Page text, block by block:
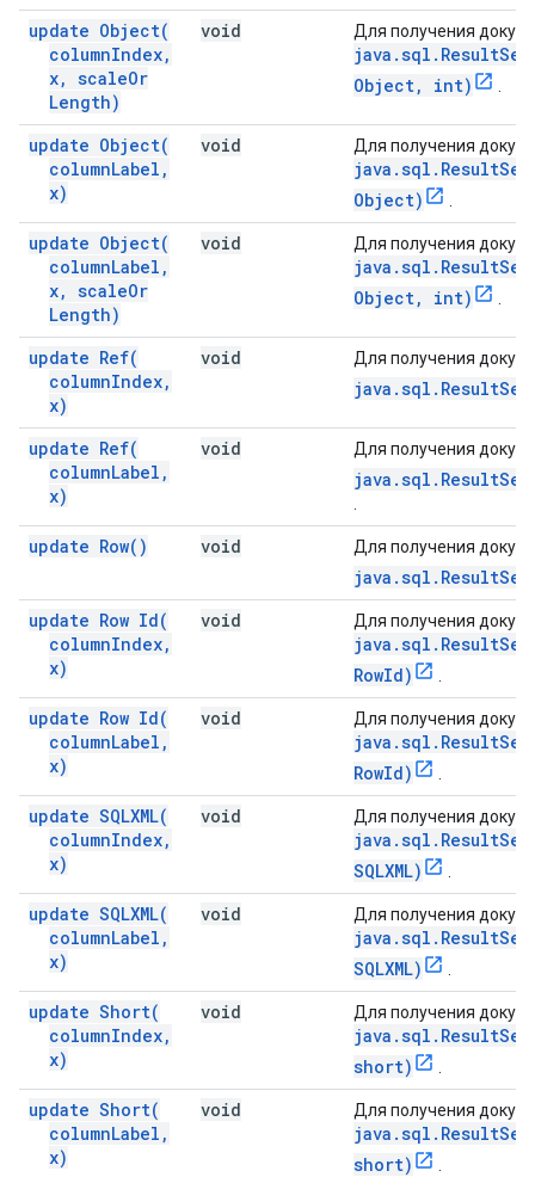
update Object(
columnIndex,
x, scaleOr
Length)
void Для получения
Object, int)
update Object(
columnLabel ,
x)
void Для получения
Object)
update Object(
columnLabel ,
x, scaleOr
Length)
void Для получения
Object, int)
update Ref(
columnIndex,
x)
void Для получения
update Ref(
columnLabel ,
x)
void Для получения
update Row( ) void Для получения
update Row Id(
columnIndex,
x)
void Для получения
RowId)
update Row Id(
columnLabel ,
x)
void Для получения
RowId)
update SQLXML(
columnIndex,
x)
void Для получения
SQLXML)
update SQLXML(
columnLabel ,
x)
void Для получения
SQLXML)
update Short(
columnIndex,
x)
void Для получения
short)
update Short(
columnLabel ,
x)
void Для получения
short)